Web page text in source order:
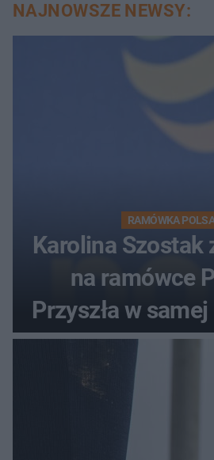
NAJNOWSZE NEWSY:
RAMÓWKA
Karolina Szostak
na ramówce
Przyszła w